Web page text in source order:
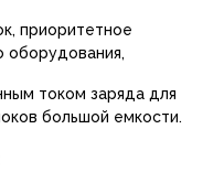
приоритетное
оборудования,
током заряда для
большой емкости.